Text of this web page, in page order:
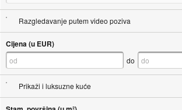
Razgledavanje putem video poziva
Cijena (u EUR)
do
Prikaži i luksuzne kuće